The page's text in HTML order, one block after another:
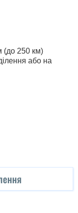
(до 250 км)
або на